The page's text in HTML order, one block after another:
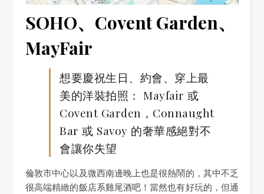
SOHO、Covent Garden、
MayFair
想要慶祝生日、約會、穿上最
美的洋裝拍照： Mayfair 或
Covent Garden，Connaught
Bar 或 Savoy 的奢華感絕對不
會讓你失望
倫敦市中心以及微西南邊晚上也是很熱鬧的，其中不乏
很高端精緻的飯店系雞尾酒吧！當然也有好玩的，但通